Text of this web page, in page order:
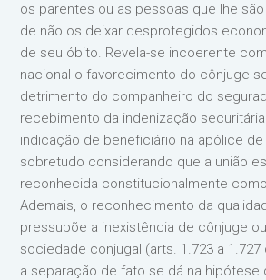
os parentes ou as pessoas que lhe
de não os deixar desprotegidos
de seu óbito. Revela-se incoerente
nacional o favorecimento do cônjuge
detrimento do companheiro do
recebimento da indenização
indicação de beneficiário na apólice
sobretudo considerando que a união
reconhecida constitucionalmente
Ademais, o reconhecimento da
pressupõe a inexistência de cônjuge
sociedade conjugal (arts. 1.723 a 1.727
a separação de fato se dá na hipótese